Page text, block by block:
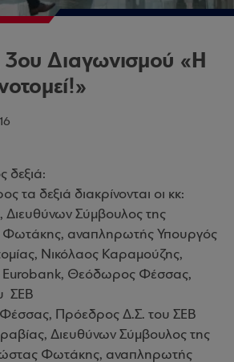
3ου Διαγωνισμού «Η
δεξιά:
τα δεξιά διακρίνονται οι κκ:
Σύμβουλος της
αναπληρωτής Υπουργός
Νικόλαος Καραμούζης,
Θεόδωρος Φέσσας,
ΣΕΒ
Πρόεδρος Δ.Σ. του ΣΕΒ
Διευθύνων Σύμβουλος της
Φωτάκης, αναπληρωτής